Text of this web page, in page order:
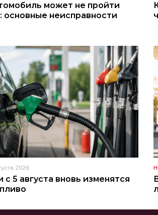
может не пройти
основные неисправности
2026
с 5 августа вновь изменятся